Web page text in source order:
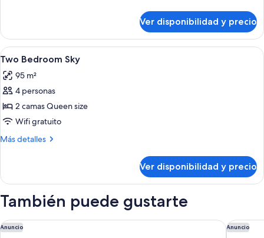
Bedroom
Deluxe
Ver disponibilidad y precio
Ver
todas
las
fotos
de
Two
Bedroom
Una habitación de hotel con una
5
Two Bedroom Sky
95 m²
4 personas
2 camas Queen size
Wifi gratuito
Más detalles
Más
Bedroom
Ver disponibilidad y precio
También puede gustarte
Anuncio
Holiday Inn Express & Suites Franklin - Berry Farms by IHG
Anuncio